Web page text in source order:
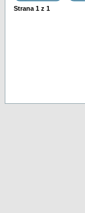
Strana 1 z 1